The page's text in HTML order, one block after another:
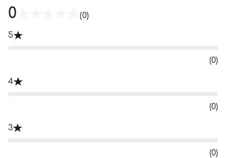
0 (0)
5
(0)
4
(0)
3
(0)